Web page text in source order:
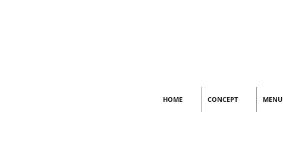
HOME CONCEPT MENU